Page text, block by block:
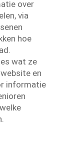
over
via
hoe
wat ze
en
informatie